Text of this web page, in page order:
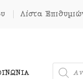
Λίστα